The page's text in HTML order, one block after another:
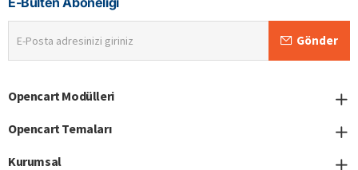
Posta
adresinizi
Gönder
Opencart Modülleri
Opencart Temaları
Kurumsal